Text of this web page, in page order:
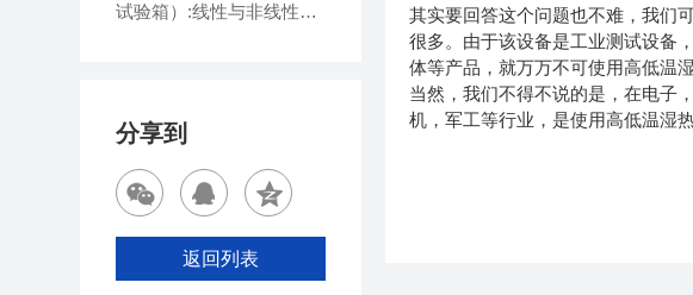
其实要回答这个问题也不难，我们
很多。由于该设备是工业测试设备
体等产品，就万万不可使用高低温湿
当然，我们不得不说的是，在电子
机，军工等行业，是使用高低温湿
试验箱）:线性与非线性的
分享到
返回列表